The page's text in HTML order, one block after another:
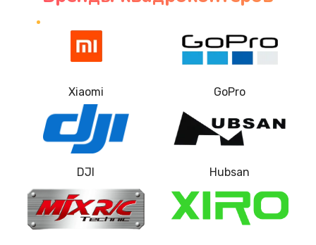
Xiaomi GoPro
DJI Hubsan